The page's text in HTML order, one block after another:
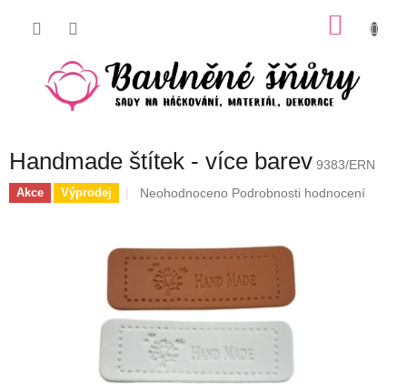
Handmade štítek - více barev 9383/ERN
Akce Výprodej
Průměrné
0,0
5
hvězdiček.
Neohodnoceno Podrobnosti hodnocení